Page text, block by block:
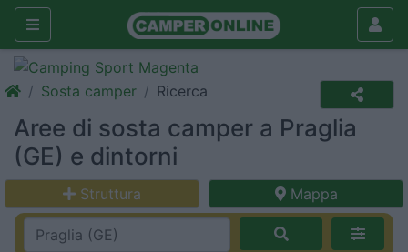
Sosta camper Ricerca
Aree di sosta camper a Praglia
(GE) e dintorni
Struttura Mappa